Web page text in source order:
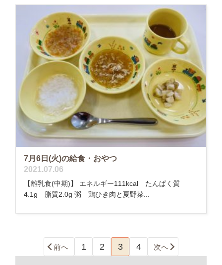
7月6日(火)の給食・おやつ
2021.07.06
【離乳食(中期)】 エネルギー111kcal たんぱく質
4.1g 脂質2.0g 粥 鶏ひき肉と夏野菜...
前へ 1 2 3 4 次へ